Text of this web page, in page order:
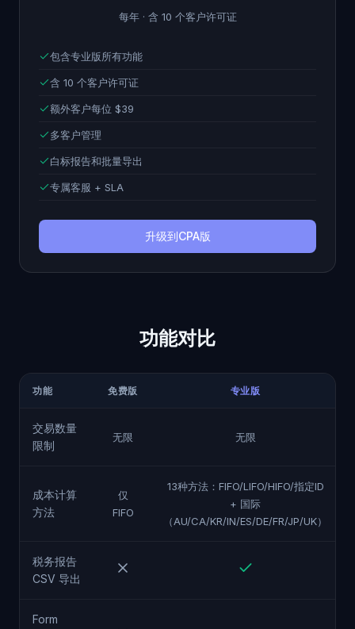
每年 · 含 10 个客户许可证
包含专业版所有功能
含 10 个客户许可证
额外客户每位 $39
多客户管理
白标报告和批量导出
专属客服 + SLA
升级到CPA版
功能对比
功能 免费版 专业版
交易数量
限制
无限 无限
成本计算
方法
仅
FIFO
13种方法：FIFO/LIFO/HIFO/指定ID
+ 国际
（AU/CA/KR/IN/ES/DE/FR/JP/UK）
税务报告
CSV 导出
Form